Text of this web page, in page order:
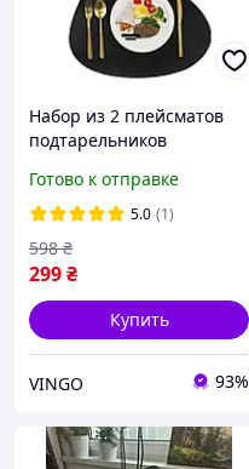
Набор из 2 плейсматов
подтарельников
Салфетка сервировочная.
Коврик подставка под
тарелку 2 шт
Готово к отправке
5.0 (1)
299₴
598 ₴
Купить
VINGO 93%